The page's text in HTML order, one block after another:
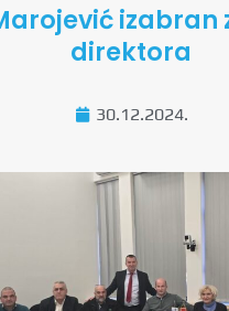
izabran
direktora
30.12.2024.